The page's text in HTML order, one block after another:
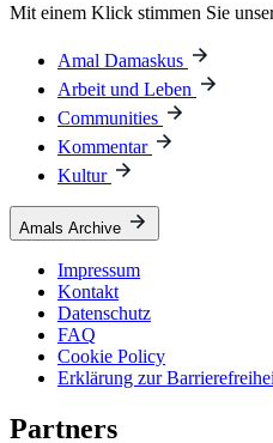
Mit einem Klick stimmen Sie
Amal Damaskus
Arbeit und Leben
Communities
Kommentar
Kultur
Amals Archive
Impressum
Kontakt
Datenschutz
FAQ
Cookie Policy
Erklärung zur
Partners